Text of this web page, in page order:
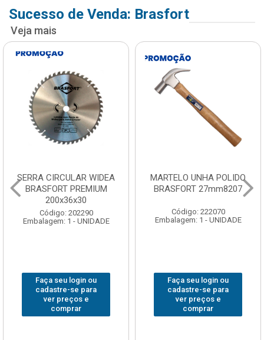
Sucesso de Venda: Brasfort
Veja mais
SERRA CIRCULAR WIDEA
BRASFORT PREMIUM
200x36x30
Código: 202290
Embalagem: 1 - UNIDADE
Faça seu login ou
cadastre-se para
ver preços e
comprar
MARTELO UNHA POLIDO
BRASFORT 27mm8207
Código: 222070
Embalagem: 1 - UNIDADE
Faça seu login ou
cadastre-se para
ver preços e
comprar